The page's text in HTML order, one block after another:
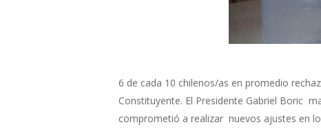
6 de cada 10 chilenos/as en promedio
Constituyente. El Presidente Gabriel Boric
comprometió a realizar nuevos ajustes en